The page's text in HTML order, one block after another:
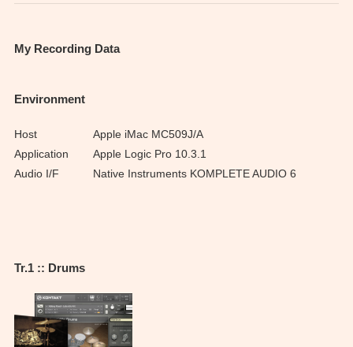
My Recording Data
Environment
Host
Apple iMac MC509J/A
Application
Apple Logic Pro 10.3.1
Audio I/F
Native Instruments KOMPLETE AUDIO 6
Tr.1 :: Drums